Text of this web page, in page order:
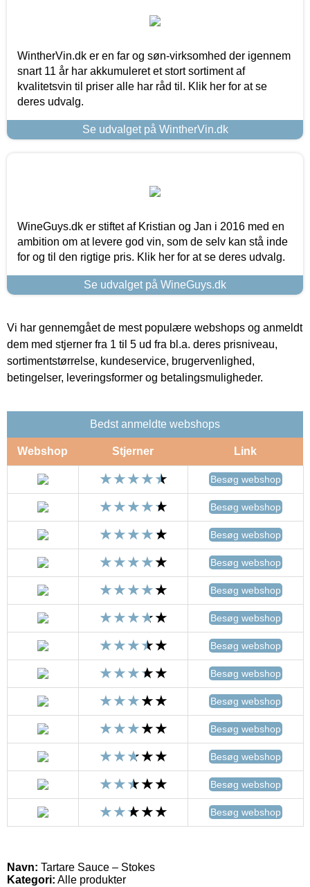
WintherVin.dk er en far og søn-virksomhed der igennem
snart 11 år har akkumuleret et stort sortiment af
kvalitetsvin til priser alle har råd til. Klik her for at se
deres udvalg.
Se udvalget på WintherVin.dk
WineGuys.dk er stiftet af Kristian og Jan i 2016 med en
ambition om at levere god vin, som de selv kan stå inde
for og til den rigtige pris. Klik her for at se deres udvalg.
Se udvalget på WineGuys.dk
Vi har gennemgået de mest populære webshops og anmeldt
dem med stjerner fra 1 til 5 ud fra bl.a. deres prisniveau,
sortimentstørrelse, kundeservice, brugervenlighed,
betingelser, leveringsformer og betalingsmuligheder.
Bedst anmeldte webshops
Webshop Stjerner Link
Besøg webshop
Besøg webshop
Besøg webshop
Besøg webshop
Besøg webshop
Besøg webshop
Besøg webshop
Besøg webshop
Besøg webshop
Besøg webshop
Besøg webshop
Besøg webshop
Besøg webshop
Navn: Tartare Sauce – Stokes
Kategori: Alle produkter